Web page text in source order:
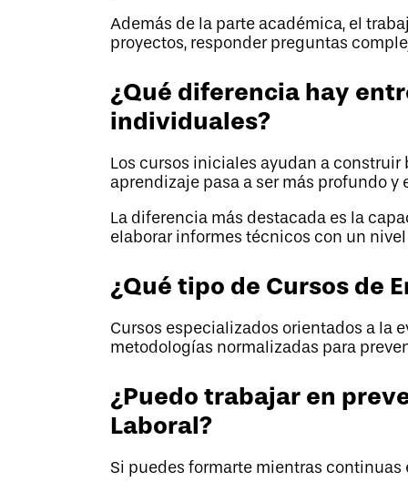
Además de la parte académica, el
proyectos, responder preguntas
¿Qué diferencia hay
individuales?
Los cursos iniciales ayudan a
aprendizaje pasa a ser más profundo y
La diferencia más destacada es la
elaborar informes técnicos con un
¿Qué tipo de Cursos de
Cursos especializados orientados a la
metodologías normalizadas para
¿Puedo trabajar en
Laboral?
Si puedes formarte mientras